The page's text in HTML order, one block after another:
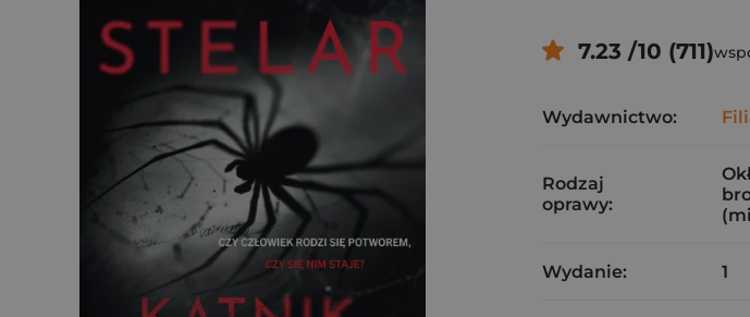
7.23 /10 (711)
Wydawnictwo:
Rodzaj
oprawy:
Wydanie: 1